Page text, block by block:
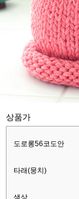
상품가
도로롱56코도안
타래(뭉치)
색상